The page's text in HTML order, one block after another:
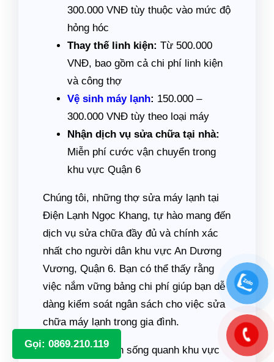
Gọi: 0869.210.119
300.000 VNĐ tùy thuộc vào mức độ
hỏng hóc
Thay thế linh kiện: Từ 500.000
VNĐ, bao gồm cả chi phí linh kiện
và công thợ
Vệ sinh máy lạnh: 150.000 –
300.000 VNĐ tùy theo loại máy
Nhận dịch vụ sửa chữa tại nhà:
Miễn phí cước vận chuyển trong
khu vực Quận 6
Chúng tôi, những thợ sửa máy lạnh tại
Điện Lạnh Ngọc Khang, tự hào mang đến
dịch vụ sửa chữa đầy đủ và chính xác
nhất cho người dân khu vực An Dương
Vương, Quận 6. Bạn có thể thấy rằng
việc nắm vững bảng chi phí giúp bạn dễ
dàng kiểm soát ngân sách cho việc sửa
chữa máy lạnh trong gia đình.
Ngoài ra, nếu bạn sống quanh khu vực